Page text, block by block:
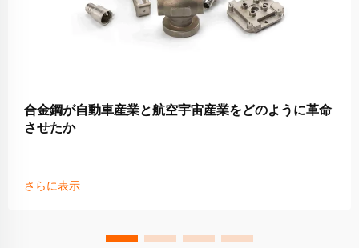
合金鋼が自動車産業と航空宇宙産業をどのように革命
させたか
さらに表示